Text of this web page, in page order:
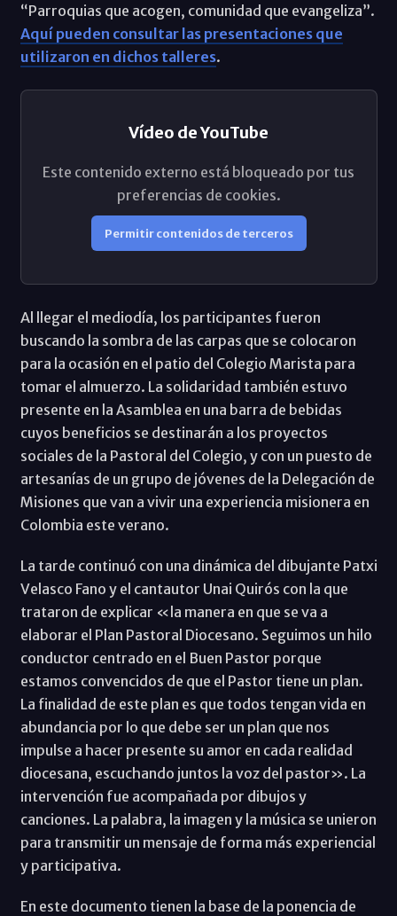
“Parroquias que acogen, comunidad que evangeliza”.
Aquí pueden consultar las presentaciones que
utilizaron en dichos talleres.
Vídeo de YouTube
Este contenido externo está bloqueado por tus
preferencias de cookies.
Permitir contenidos de terceros
Al llegar el mediodía, los participantes fueron
buscando la sombra de las carpas que se colocaron
para la ocasión en el patio del Colegio Marista para
tomar el almuerzo. La solidaridad también estuvo
presente en la Asamblea en una barra de bebidas
cuyos beneficios se destinarán a los proyectos
sociales de la Pastoral del Colegio, y con un puesto de
artesanías de un grupo de jóvenes de la Delegación de
Misiones que van a vivir una experiencia misionera en
Colombia este verano.
La tarde continuó con una dinámica del dibujante Patxi
Velasco Fano y el cantautor Unai Quirós con la que
trataron de explicar «la manera en que se va a
elaborar el Plan Pastoral Diocesano. Seguimos un hilo
conductor centrado en el Buen Pastor porque
estamos convencidos de que el Pastor tiene un plan.
La finalidad de este plan es que todos tengan vida en
abundancia por lo que debe ser un plan que nos
impulse a hacer presente su amor en cada realidad
diocesana, escuchando juntos la voz del pastor». La
intervención fue acompañada por dibujos y
canciones. La palabra, la imagen y la música se unieron
para transmitir un mensaje de forma más experiencial
y participativa.
En este documento tienen la base de la ponencia de